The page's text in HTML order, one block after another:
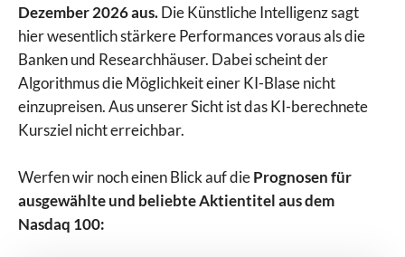
Dezember 2026 aus.Die Künstliche Intelligenz sagt
hier wesentlich stärkere Performances voraus als die
Banken und Researchhäuser. Dabei scheint der
Algorithmus die Möglichkeit einer KI-Blase nicht
einzupreisen. Aus unserer Sicht ist das KI-berechnete
Kursziel nicht erreichbar.
Werfen wir noch einen Blick auf diePrognosen für
ausgewählte und beliebte Aktientitel aus dem
Nasdaq 100: